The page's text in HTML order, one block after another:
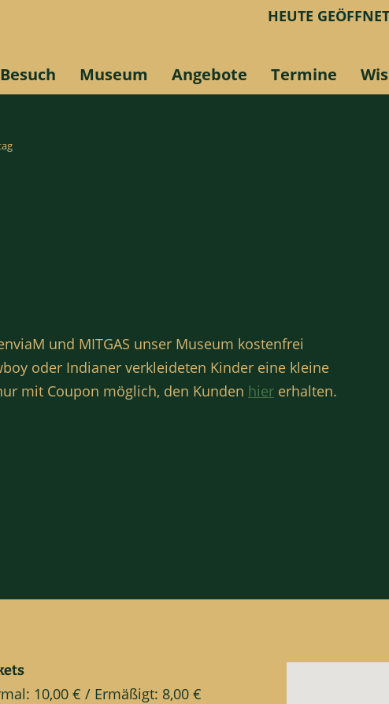
HEUTE
Besuch Museum Angebote Termine
und MITGAS unser Museum kostenfrei
oder Indianer verkleideten Kinder eine kleine
mit Coupon möglich, den Kunden hier erhalten.
10,00 € / Ermäßigt: 8,00 €